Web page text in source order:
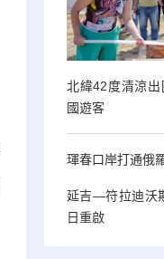
北緯42度清涼
國遊客
琿春口岸打通俄
延吉—符拉迪沃
日重啟